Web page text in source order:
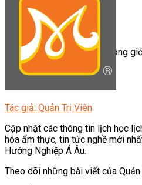
Giỏ hàng
Chưa có sản phẩm trong
Tác giả: Quản Trị Viên
Cập nhật các thông tin lịch học
hóa ẩm thực, tin tức nghề mới
Hướng Nghiệp Á Âu.
Theo dõi những bài viết của